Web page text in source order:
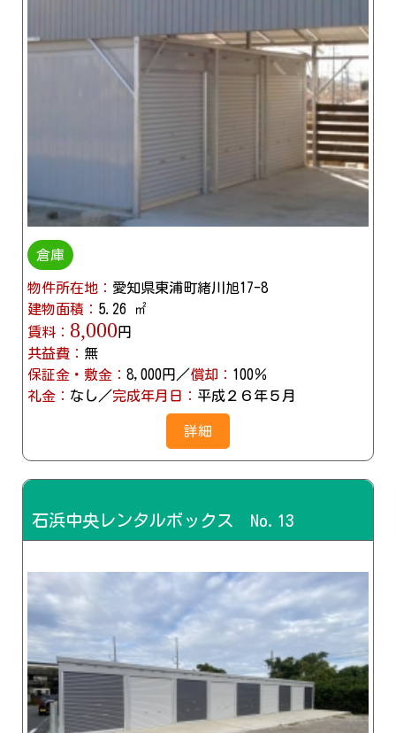
倉庫
物件所在地： 愛知県東浦町緒川旭17-8
建物面積： 5.26 ㎡
賃料： 8,000円
共益費： 無
保証金・敷金： 8,000円／償却： 100％
礼金： なし／完成年月日： 平成２６年５月
詳細
石浜中央レンタルボックス No.13